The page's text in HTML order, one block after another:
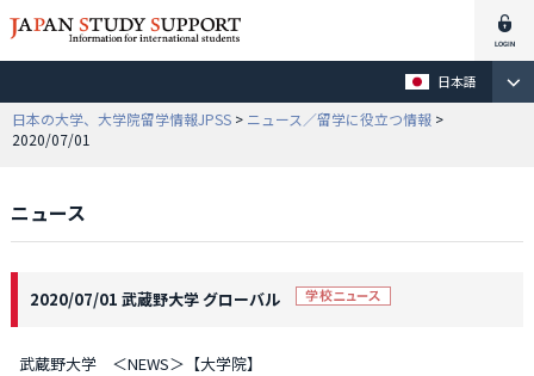
日本語
日本の大学、大学院留学情報JPSS > ニュース／留学に役立つ情報 >
2020/07/01
ニュース
2020/07/01 武蔵野大学 グローバル
武蔵野大学 ＜NEWS＞【大学院】